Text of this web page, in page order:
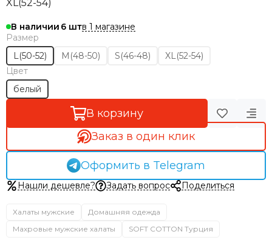
XL(52-54)
В наличии 6
в 1 магазине
Размер
L(50-52)
M(48-50) S(46-48)
XL(52-54)
Цвет
белый
В корзину
Заказ в один клик
Оформить в Telegram
Нашли дешевле? Задать вопрос Поделиться
Халаты мужские
Домашняя одежда
Махровые мужские халаты
SOFT COTTON Турция